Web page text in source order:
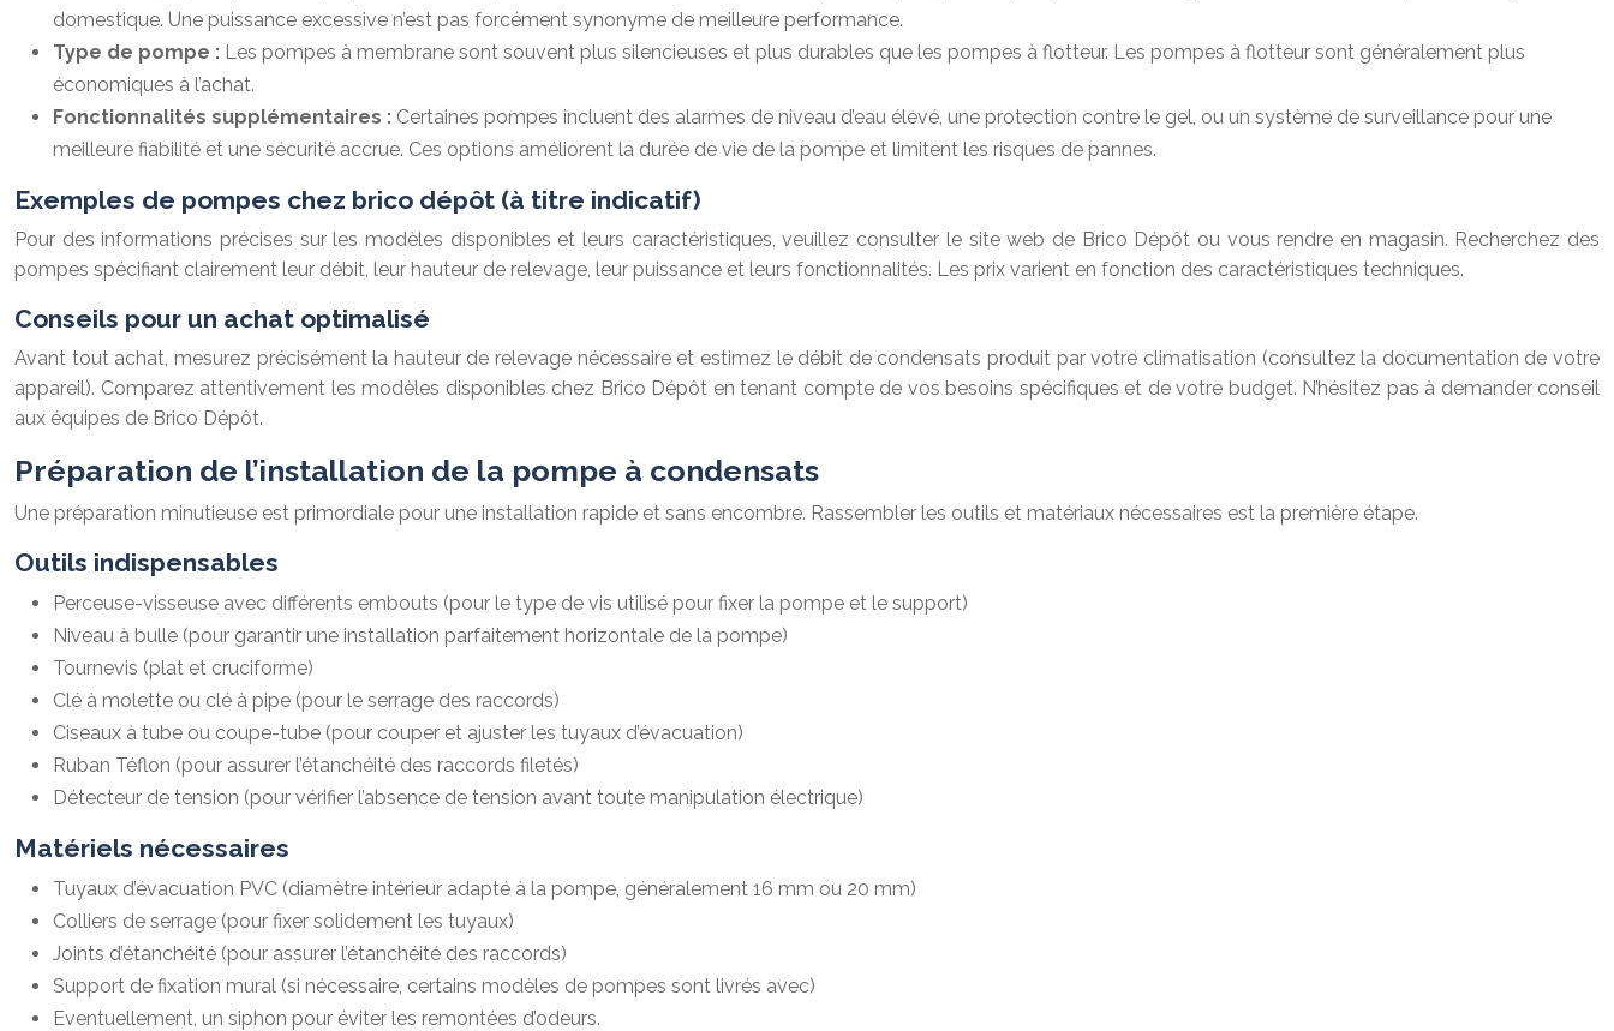
domestique. Une puissance excessive n’est pas forcément synonyme de meilleure performance.
Type de pompe : Les pompes à membrane sont souvent plus silencieuses et plus durables que les pompes à flotteur. Les pompes à flotteur sont généralement plus
économiques à l’achat.
Fonctionnalités supplémentaires : Certaines pompes incluent des alarmes de niveau d’eau élevé, une protection contre le gel, ou un système de surveillance pour une
meilleure fiabilité et une sécurité accrue. Ces options améliorent la durée de vie de la pompe et limitent les risques de pannes.
Exemples de pompes chez brico dépôt (à titre indicatif)
Pour des informations précises sur les modèles disponibles et leurs caractéristiques, veuillez consulter le site web de Brico Dépôt ou vous rendre en magasin. Recherchez des
pompes spécifiant clairement leur débit, leur hauteur de relevage, leur puissance et leurs fonctionnalités. Les prix varient en fonction des caractéristiques techniques.
Conseils pour un achat optimalisé
Avant tout achat, mesurez précisément la hauteur de relevage nécessaire et estimez le débit de condensats produit par votre climatisation (consultez la documentation de votre
appareil). Comparez attentivement les modèles disponibles chez Brico Dépôt en tenant compte de vos besoins spécifiques et de votre budget. N’hésitez pas à demander conseil
aux équipes de Brico Dépôt.
Préparation de l’installation de la pompe à condensats
Une préparation minutieuse est primordiale pour une installation rapide et sans encombre. Rassembler les outils et matériaux nécessaires est la première étape.
Outils indispensables
Perceuse-visseuse avec différents embouts (pour le type de vis utilisé pour fixer la pompe et le support)
Niveau à bulle (pour garantir une installation parfaitement horizontale de la pompe)
Tournevis (plat et cruciforme)
Clé à molette ou clé à pipe (pour le serrage des raccords)
Ciseaux à tube ou coupe-tube (pour couper et ajuster les tuyaux d’évacuation)
Ruban Téflon (pour assurer l’étanchéité des raccords filetés)
Détecteur de tension (pour vérifier l’absence de tension avant toute manipulation électrique)
Matériels nécessaires
Tuyaux d’évacuation PVC (diamètre intérieur adapté à la pompe, généralement 16 mm ou 20 mm)
Colliers de serrage (pour fixer solidement les tuyaux)
Joints d’étanchéité (pour assurer l’étanchéité des raccords)
Support de fixation mural (si nécessaire, certains modèles de pompes sont livrés avec)
Eventuellement, un siphon pour éviter les remontées d’odeurs.